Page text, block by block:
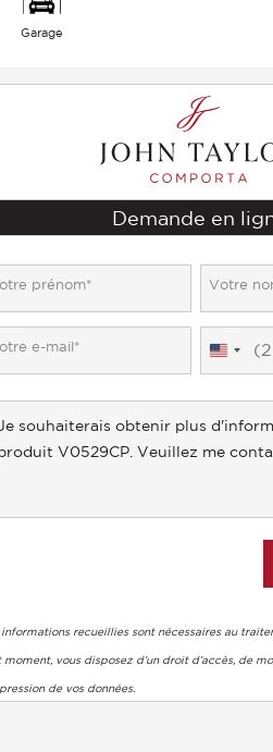
Garage
Demande en
informations recueillies sont nécessaires au
moment, vous disposez d’un droit d’accès, de
de vos données.